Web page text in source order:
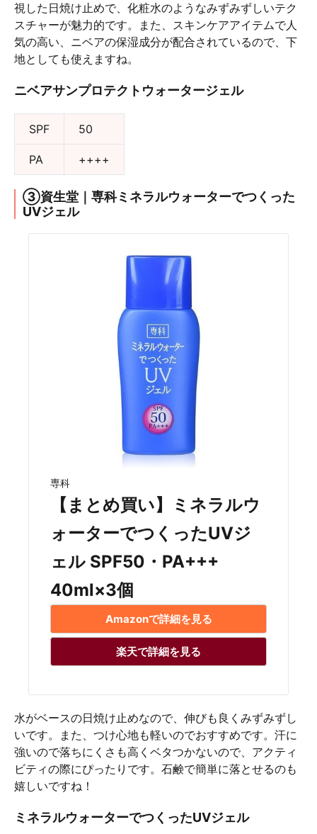
視した日焼け止めで、化粧水のようなみずみずしいテク
スチャーが魅力的です。また、スキンケアアイテムで人
気の高い、ニベアの保湿成分が配合されているので、下
地としても使えますね。
ニベアサンプロテクトウォータージェル
SPF 50
PA ++++
③資生堂｜専科ミネラルウォーターでつくった
UVジェル
専科
【まとめ買い】ミネラルウ
ォーターでつくったUVジ
ェル SPF50・PA+++
40ml×3個
Amazonで詳細を見る
楽天で詳細を見る
水がベースの日焼け止めなので、伸びも良くみずみずし
いです。また、つけ心地も軽いのでおすすめです。汗に
強いので落ちにくさも高くベタつかないので、アクティ
ビティの際にぴったりです。石鹸で簡単に落とせるのも
嬉しいですね！
ミネラルウォーターでつくったUVジェル